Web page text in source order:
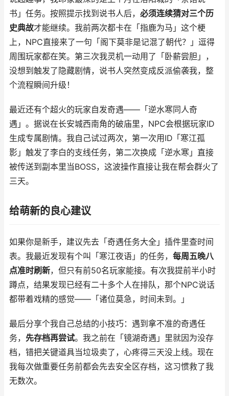
书」任务。按照提示找到说书人后， 必须连续猜对三个历
史典故才能继续。我前两次都卡在「指鹿为马」这个梗
上，NPC直接来了一句「阁下莫非是记混了朝代？」逗得
周围玩家都在笑。第三次我灵机一动用了「卧薪尝胆」，
没想到触发了隐藏剧情，说书人突然变成反派偷袭我，整
个流程瞬间升级！
最近还有个超火的玩家自发奇遇——「逆水寒同人奇
遇」。据说在长安城西南角的破庙里，NPC会根据玩家ID
生成专属剧情。我自己试过两次，第一次用ID「寒江孤
影」触发了李白的支线任务，第二次换成「逆水寒」直接
被传送到副本里当BOSS，这波操作直接让我在帮会群火了
三天。
给萌新的良心建议
如果你是新手，建议先去「奇遇任务大全」插件里查时间
表。我最近发现有个叫「寒江夜语」的任务， 每周五晚八
点准时刷新，但只有前50名玩家能接。有次我提前半小时
蹲点，结果发现已经有二十多个人在排队，那个NPC说话
都带着戏精的感觉——「诸位莫急，时间未到。」
最后分享个我自己总结的小技巧：遇到拿不准的奇遇任
务， 先存档再尝试。我之前在「镜湖奇遇」里就因为没存
档，错把关键道具当垃圾卖了，心疼得三天没上线。现在
我每次做重要任务前都会先去安全区存档，这习惯救了我
无数次。